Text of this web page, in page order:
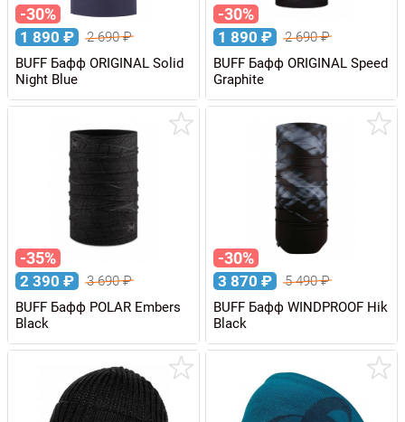
-30%
1 890 ₽ 2 690₽
BUFF Бафф ORIGINAL Solid
Night Blue
-30%
1 890 ₽ 2 690₽
BUFF Бафф ORIGINAL Speed
Graphite
-35%
2 390 ₽ 3 690₽
BUFF Бафф POLAR Embers
Black
-30%
3 870 ₽ 5 490₽
BUFF Бафф WINDPROOF Hik
Black